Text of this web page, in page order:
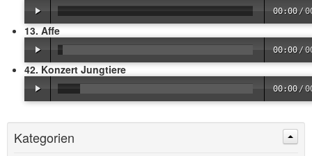
00:00 /
13. Affe
00:00 /
42. Konzert Jungtiere
00:00 /
Kategorien